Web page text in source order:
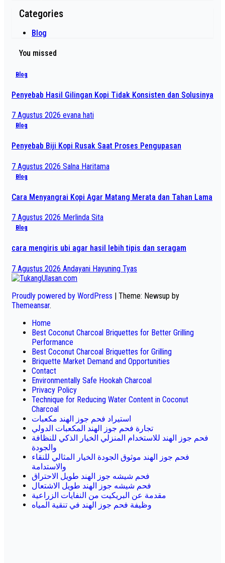
Categories
Blog
You missed
Blog
Penyebab Hasil Gilingan Kopi Tidak Konsisten dan Solusinya
7 Agustus 2026 evana hati
Blog
Penyebab Biji Kopi Rusak Saat Proses Pengupasan
7 Agustus 2026 Salna Haritama
Blog
Cara Menyangrai Kopi Agar Matang Merata dan Tahan Lama
7 Agustus 2026 Merlinda Sita
Blog
cara mengiris ubi agar hasil lebih tipis dan seragam
7 Agustus 2026 Andayani Hayuning Tyas
Proudly powered by WordPress | Theme: Newsup by
Themeansar.
Home
Best Coconut Charcoal Briquettes for Better Grilling
Performance
Best Coconut Charcoal Briquettes for Grilling
Briquette Market Demand and Opportunities
Contact
Environmentally Safe Hookah Charcoal
Privacy Policy
Technique for Reducing Water Content in Coconut
Charcoal
استيراد فحم جوز الهند مكعبات
تجارة فحم جوز الهند المكعبات الدولي
فحم جوز الهند للاستخدام المنزلي الخيار الذكي للنظافة
والجودة
فحم جوز الهند موثوق الجودة الخيار المثالي للنقاء
والاستدامة
فحم شيشه جوز الهند طويل الاحتراق
فحم شيشه جوز الهند طويل الاشتعال
مقدمة عن البريكيت من النفايات الزراعية
وظيفة فحم جوز الهند في تنقية المياه